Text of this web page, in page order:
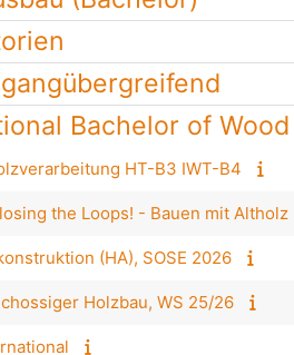
Bachelor of
HT-B3 IWT-B4
the Loops! - Bauen mit Altholz
(HA), SOSE 2026
Holzbau, WS 25/26